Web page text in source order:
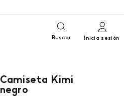
Buscar Inicia sesión
Camiseta Kimi
negro